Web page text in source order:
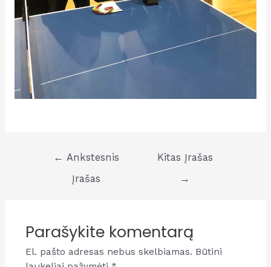
Navigacija
← Ankstesnis
Įrašas
Kitas Įrašas
→
Parašykite komentarą
El. pašto adresas nebus skelbiamas. Būtini